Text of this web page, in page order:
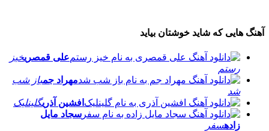
آهنگ هایی که شاید خوشتان بیاید
علی قمصریخیز
رستم
مهراد جمباز شب
شد
افشین آذریگلینلیک
سجاد مایل
زادهسفر